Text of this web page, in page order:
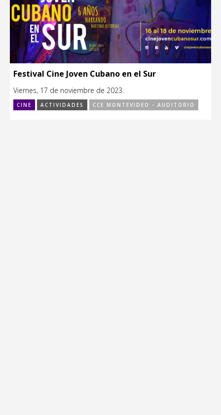
Festival Cine Joven Cubano en el Sur
Viernes, 17 de noviembre de 2023.
CINE ACTIVIDADES CCE MONTEVIDEO - AUDITORIO